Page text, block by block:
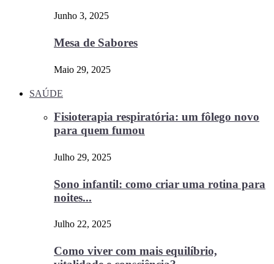
Junho 3, 2025
Mesa de Sabores
Maio 29, 2025
SAÚDE
Fisioterapia respiratória: um fôlego novo
para quem fumou
Julho 29, 2025
Sono infantil: como criar uma rotina para
noites...
Julho 22, 2025
Como viver com mais equilíbrio,